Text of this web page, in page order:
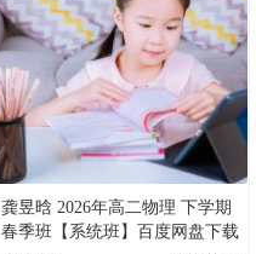
龚昱晗 2026年高二物理 下学期
春季班【系统班】百度网盘下载